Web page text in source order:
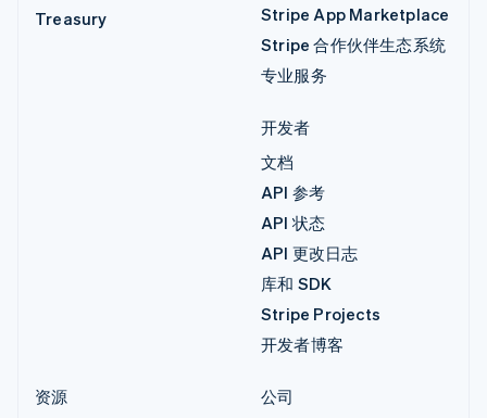
Treasury
Stripe App Marketplace
Stripe 合作伙伴生态系统
专业服务
开发者
文档
API 参考
API 状态
API 更改日志
库和 SDK
Stripe Projects
开发者博客
资源
公司